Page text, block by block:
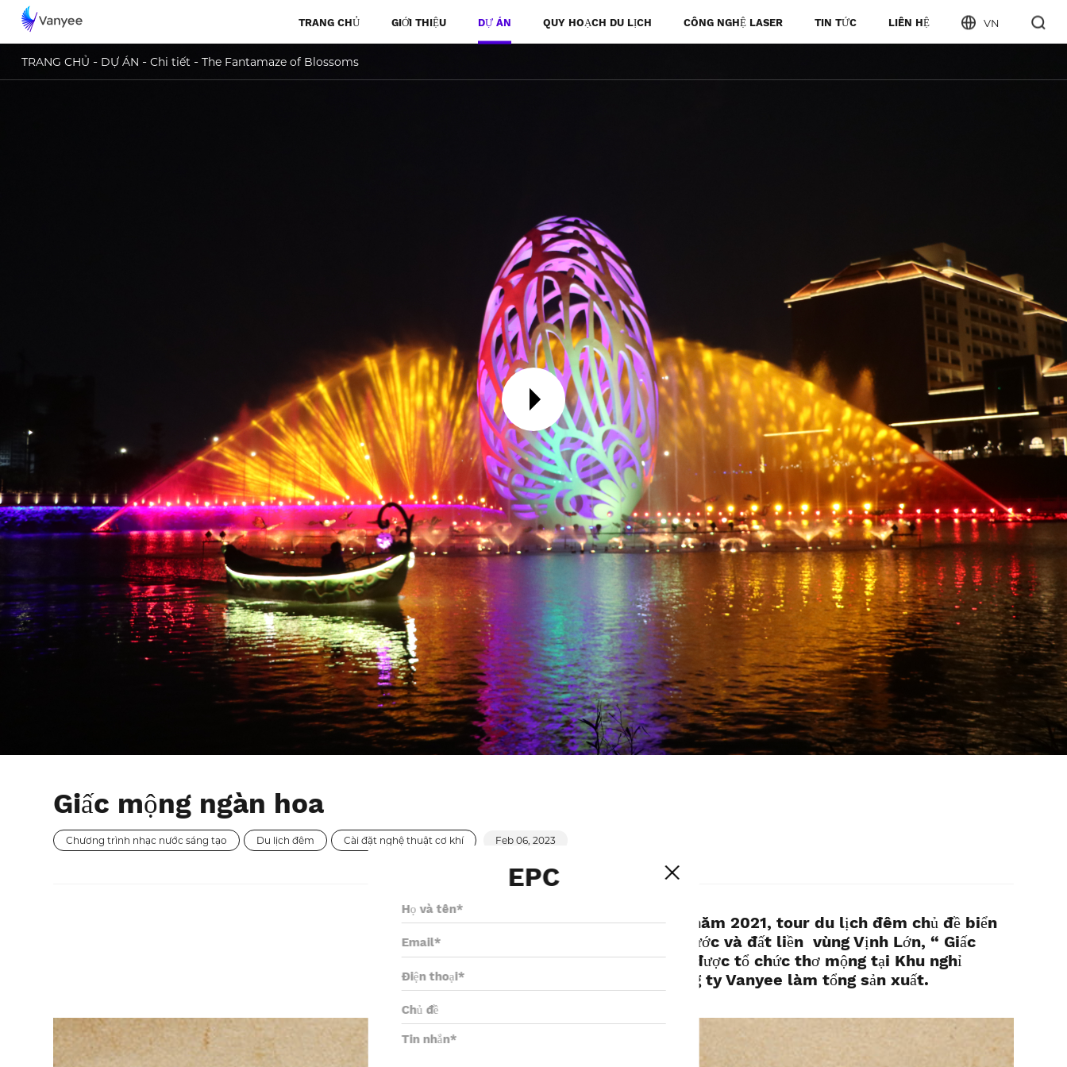
TRANG CHỦ GIỚI THIỆU DỰ ÁN QUY HOẠCH DU LỊCH CÔNG NGHỆ LASER TIN TỨC LIÊN HỆ VN
TRANG CHỦ - DỰ ÁN - Chi tiết - The Fantamaze of Blossoms
Giấc mộng ngàn hoa
Chương trình nhạc nước sáng tạo Du lịch đêm Cài đặt nghệ thuật cơ khí Feb 06, 2023
Vào ngày 1 tháng 10 năm 2021, tour du lịch đêm chủ đề biển
hoa đường đôi giữa nước và đất liền vùng Vịnh Lớn, “ Giấc
mộng ngàn hoa ” đã được tổ chức thơ mộng tại Khu nghỉ
dưỡng, đầu tư và công ty Vanyee làm tổng sản xuất.
EPC